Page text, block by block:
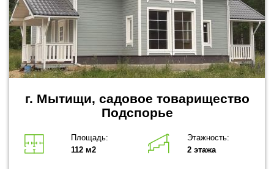
г. Мытищи, садовое товарищество
Подспорье
Площадь:
112 м2
Этажность:
2 этажа